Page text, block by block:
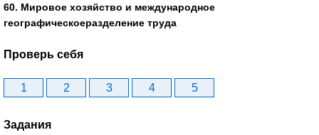
60. Мировое хозяйство и международное
географическоеразделение труда
Проверь себя
1 2 3 4 5
Задания